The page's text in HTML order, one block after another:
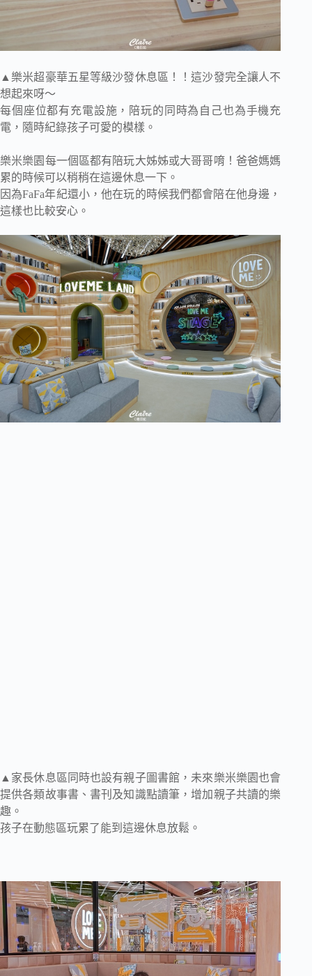
▲樂米超豪華五星等級沙發休息區！！這沙發完全讓人不
想起來呀～
每個座位都有充電設施，陪玩的同時為自己也為手機充
電，隨時紀錄孩子可愛的模樣。
樂米樂園每一個區都有陪玩大姊姊或大哥哥唷！爸爸媽媽
累的時候可以稍稍在這邊休息一下。
因為FaFa年紀還小，他在玩的時候我們都會陪在他身邊，
這樣也比較安心。
▲家長休息區同時也設有親子圖書館，未來樂米樂園也會
提供各類故事書、書刊及知識點讀筆，增加親子共讀的樂
趣。
孩子在動態區玩累了能到這邊休息放鬆。